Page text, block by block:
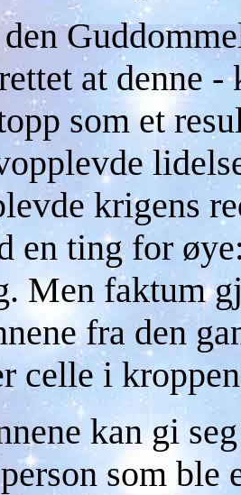
at denne
som et
krigens
en ting for
Men faktum
fra den
celle i
kan gi
som ble